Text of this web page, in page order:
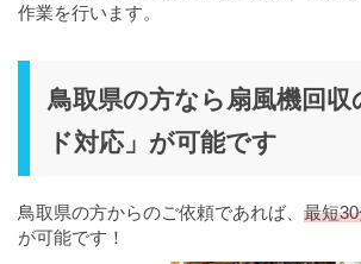
作業を行います。
鳥取県の方なら扇風機回収
ド対応」が可能です
鳥取県の方からのご依頼であれば、 最短
が可能です！